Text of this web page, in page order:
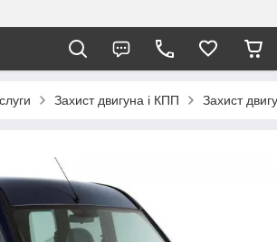
Захист двигуна і КПП Захист